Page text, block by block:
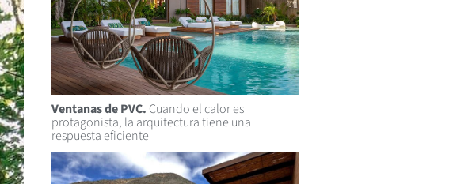
Ventanas de PVC. Cuando el calor es
protagonista, la arquitectura tiene una
respuesta eficiente